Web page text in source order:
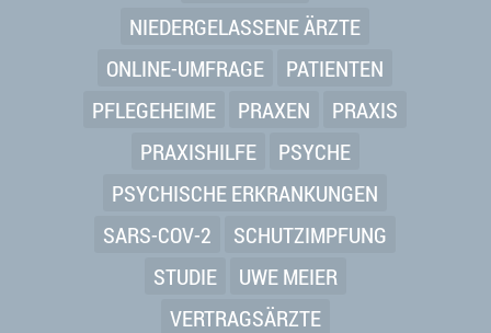
NIEDERGELASSENE ÄRZTE
ONLINE-UMFRAGE
PATIENTEN
PFLEGEHEIME
PRAXEN
PRAXIS
PRAXISHILFE
PSYCHE
PSYCHISCHE ERKRANKUNGEN
SARS-COV-2
SCHUTZIMPFUNG
STUDIE
UWE MEIER
VERTRAGSÄRZTE